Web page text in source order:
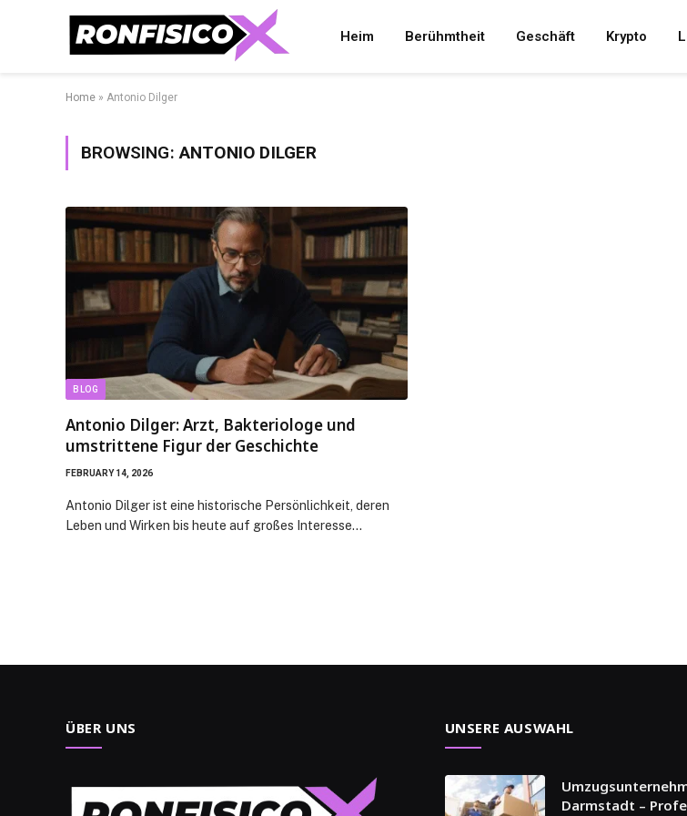
Heim Berühmtheit Geschäft Krypto
Home » Antonio Dilger
BROWSING:ANTONIO DILGER
BLOG
Antonio Dilger: Arzt, Bakteriologe und
umstrittene Figur der Geschichte
FEBRUARY 14, 2026
Antonio Dilger ist eine historische Persönlichkeit, deren
Leben und Wirken bis heute auf großes Interesse…
ÜBER UNS UNSERE AUSWAHL
Darmstadt –